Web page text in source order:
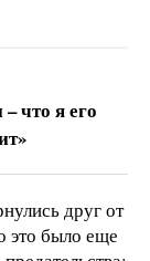
что я его
друг от
это было еще